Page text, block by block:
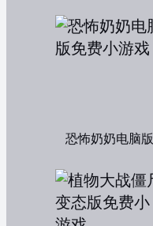
恐怖奶奶电脑版